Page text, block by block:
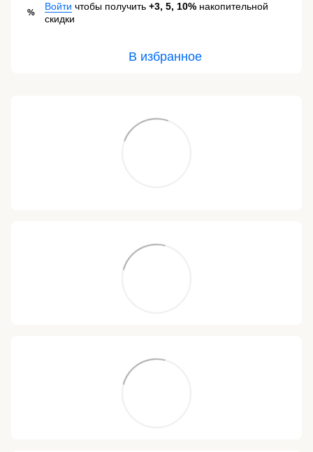
%
Войти чтобы получить +3, 5, 10% накопительной
скидки
В избранное